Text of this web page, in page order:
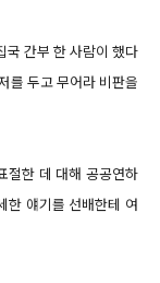
국 간부 한 사람이 했다
를 두고 무어라 비판을
절한 데 대해 공공연하
한 얘기를 선배한테 여